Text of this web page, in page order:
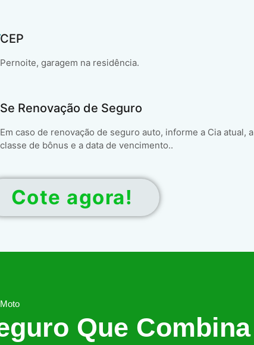
CEP
Pernoite, garagem na residência.
Se Renovação de Seguro
Em caso de renovação de seguro auto, informe a Cia atual, a
classe de bônus e a data de vencimento..
Cote agora!
Que Combina